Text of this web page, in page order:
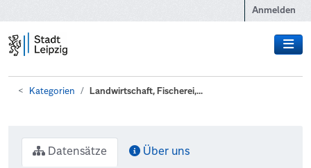
Anmelden
Kategorien Landwirtschaft, Fischerei,...
Datensätze Über uns